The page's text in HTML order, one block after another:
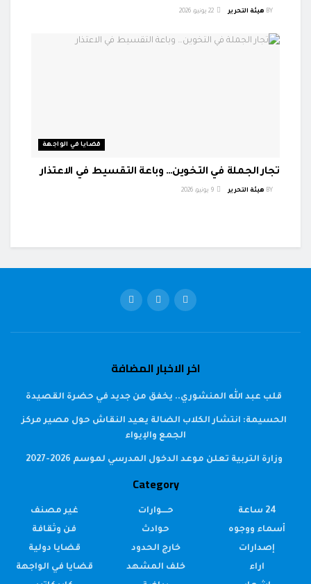
BY هيئة التحرير
قضايا في الواجهة
تجار الجملة في التخوين… وباعة التقسيط في الاعتذار
BY هيئة التحرير
اخر الاخبار المضافة
قلب عبد الله المنشوري.. يخفق من جديد في حضرة القصيدة
الحسيمة: انتشار الكلاب الضالة يعيد النقاش حول مصير مركز
الجمع والإيواء
وزارة التربية تعلن موعد الدخول المدرسي لموسم 2026-2027
Category
24 ساعة
أسماء ووجوه
إصدارات
اراء
حــــوارات
حوادث
خارج الحدود
خلف المشهد
غير مصنف
فن وثقافة
قضايا دولية
قضايا في الواجهة